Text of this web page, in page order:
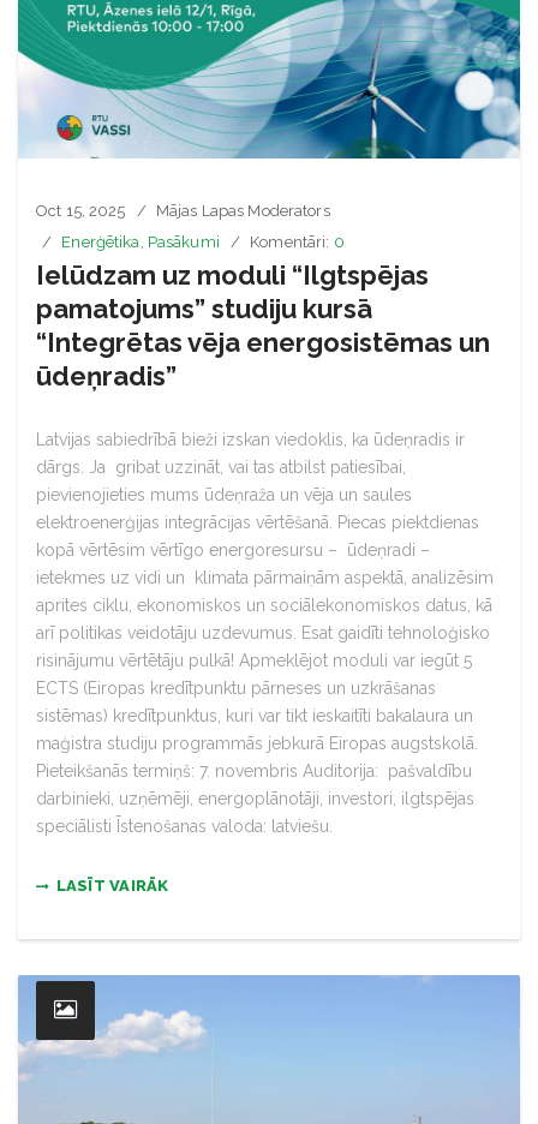
Oct 15, 2025
Mājas Lapas Moderators
Enerģētika Pasākumi Komentāri: 0
Ielūdzam uz moduli “Ilgtspējas
pamatojums” studiju kursā
“Integrētas vēja energosistēmas un
ūdeņradis”
Latvijas sabiedrībā bieži izskan viedoklis, ka ūdeņradis ir
dārgs. Ja gribat uzzināt, vai tas atbilst patiesībai,
pievienojieties mums ūdeņraža un vēja un saules
elektroenerģijas integrācijas vērtēšanā. Piecas piektdienas
kopā vērtēsim vērtīgo energoresursu – ūdeņradi –
ietekmes uz vidi un klimata pārmaiņām aspektā, analizēsim
aprites ciklu, ekonomiskos un sociālekonomiskos datus, kā
arī politikas veidotāju uzdevumus. Esat gaidīti tehnoloģisko
risinājumu vērtētāju pulkā! Apmeklējot moduli var iegūt 5
ECTS (Eiropas kredītpunktu pārneses un uzkrāšanas
sistēmas) kredītpunktus, kuri var tikt ieskaitīti bakalaura un
maģistra studiju programmās jebkurā Eiropas augstskolā.
Pieteikšanās termiņš: 7. novembris Auditorija: pašvaldību
darbinieki, uzņēmēji, energoplānotāji, investori, ilgtspējas
speciālisti Īstenošanas valoda: latviešu.
LASĪT VAIRĀK